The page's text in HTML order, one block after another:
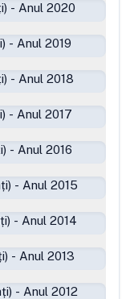
- Anul 2020
- Anul 2019
- Anul 2018
- Anul 2017
- Anul 2016
- Anul 2015
- Anul 2014
- Anul 2013
- Anul 2012